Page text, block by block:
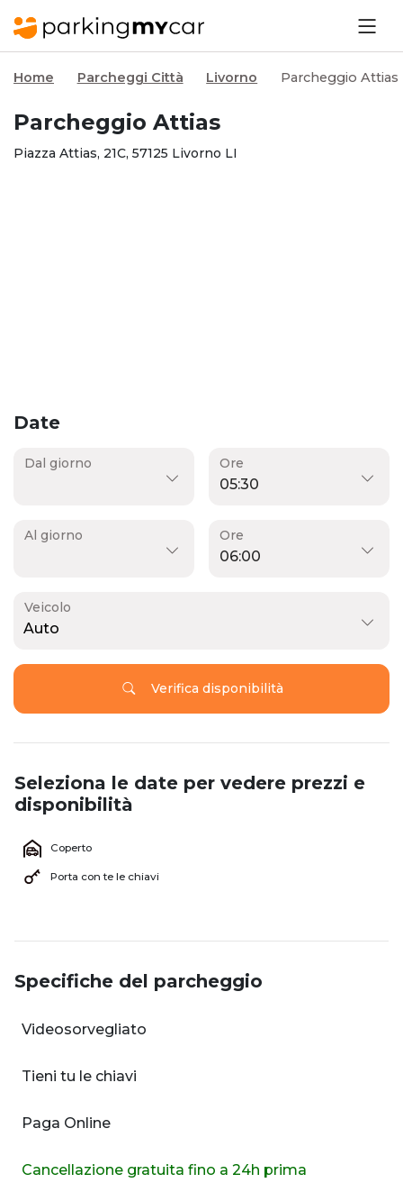
Home Parcheggi Città Livorno Parcheggio Attias
Parcheggio Attias
Piazza Attias, 21C, 57125 Livorno LI
Date
Dal giorno Ore
Al giorno Ore
Veicolo
Auto
Verifica disponibilità
Seleziona le date per vedere prezzi e
disponibilità
Coperto
Porta con te le chiavi
Specifiche del parcheggio
Videosorvegliato
Tieni tu le chiavi
Paga Online
Cancellazione gratuita fino a 24h prima